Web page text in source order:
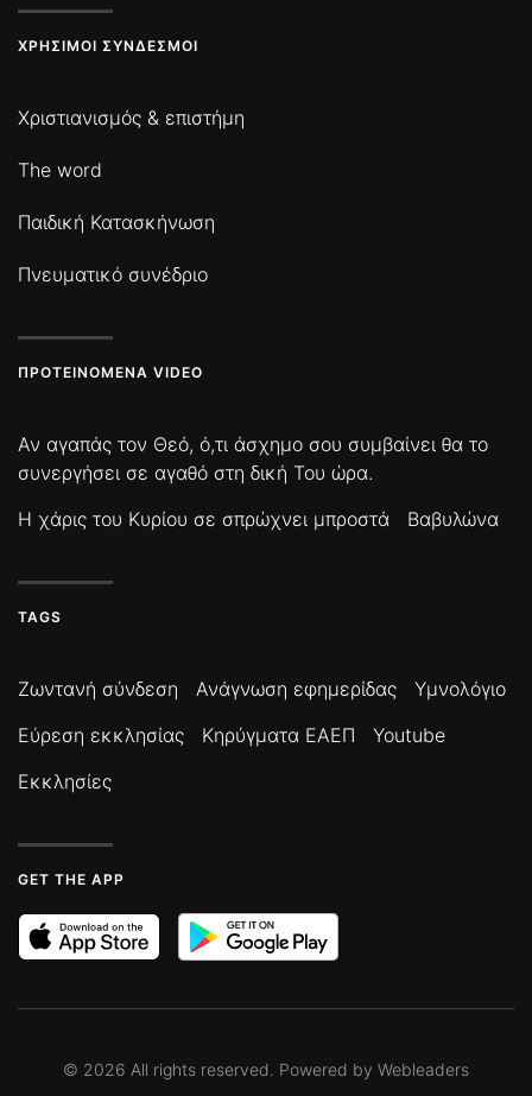
ΧΡΉΣΙΜΟΙ ΣΎΝΔΕΣΜΟΙ
Χριστιανισμός & επιστήμη
The word
Παιδική Κατασκήνωση
Πνευματικό συνέδριο
ΠΡΟΤΕΙΝΌΜΕΝΑ VIDEO
Αν αγαπάς τον Θεό, ό,τι άσχημο σου συμβαίνει θα το
συνεργήσει σε αγαθό στη δική Του ώρα.
Η χάρις του Κυρίου σε σπρώχνει μπροστά
Βαβυλώνα
TAGS
Ζωντανή σύνδεση Ανάγνωση εφημερίδας
Υμνολόγιο
Εύρεση εκκλησίας
Κηρύγματα ΕΑΕΠ
Youtube
Εκκλησίες
GET THE APP
© 2026 All rights reserved. Powered by Webleaders